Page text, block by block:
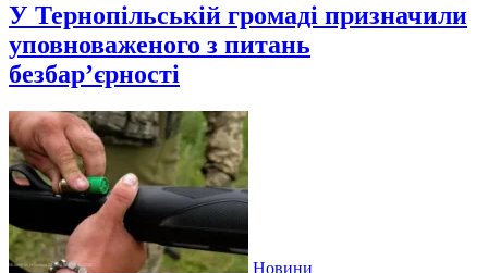
У Тернопільській громаді призначили
уповноваженого з питань
безбар’єрності
Новини